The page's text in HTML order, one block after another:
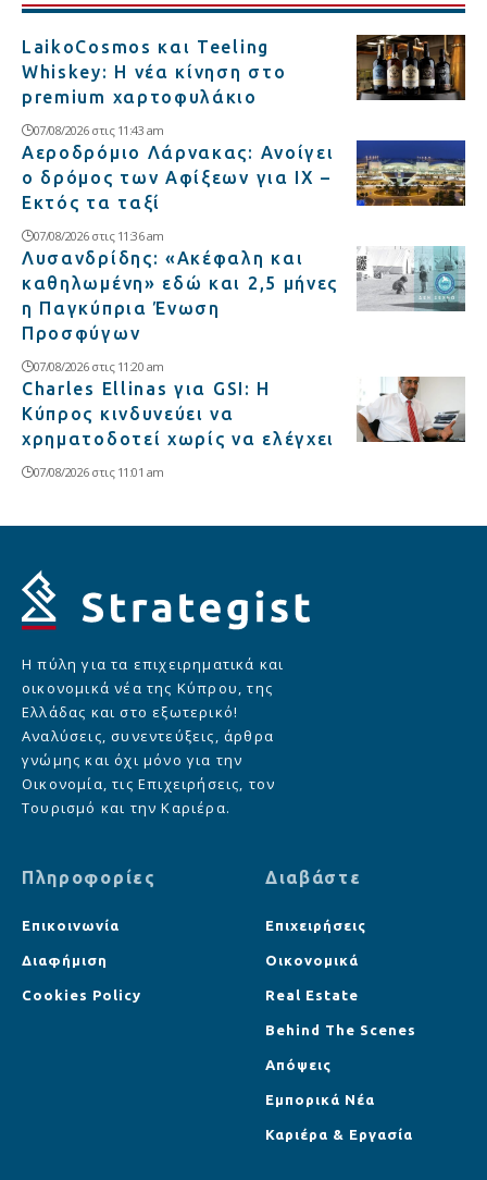
LaikoCosmos και Teeling
Whiskey: Η νέα κίνηση στο
premium χαρτοφυλάκιο
07/08/2026 στις 11:43 am
Αεροδρόμιο Λάρνακας: Ανοίγει
ο δρόμος των Αφίξεων για ΙΧ –
Εκτός τα ταξί
07/08/2026 στις 11:36 am
Λυσανδρίδης: «Ακέφαλη και
καθηλωμένη» εδώ και 2,5 μήνες
η Παγκύπρια Ένωση
Προσφύγων
07/08/2026 στις 11:20 am
Charles Ellinas για GSI: Η
Κύπρος κινδυνεύει να
χρηματοδοτεί χωρίς να ελέγχει
07/08/2026 στις 11:01 am
Η πύλη για τα επιχειρηματικά και
οικονομικά νέα της Κύπρου, της
Ελλάδας και στο εξωτερικό!
Αναλύσεις, συνεντεύξεις, άρθρα
γνώμης και όχι μόνο για την
Οικονομία, τις Επιχειρήσεις, τον
Τουρισμό και την Καριέρα.
Πληροφορίες
Επικοινωνία
Διαφήμιση
Cookies Policy
Διαβάστε
Επιχειρήσεις
Οικονομικά
Real Estate
Behind The Scenes
Απόψεις
Εμπορικά Νέα
Καριέρα & Εργασία